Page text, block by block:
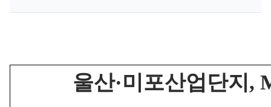
울산·미포산업단지 ,